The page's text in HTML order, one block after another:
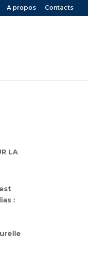
A propos Contacts
LA
: